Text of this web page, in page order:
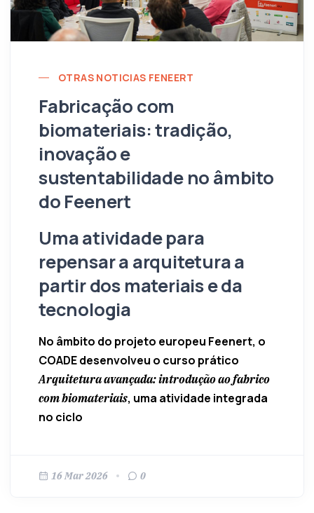
OTRAS NOTICIAS FENEERT
Fabricação com
biomateriais: tradição,
inovação e
sustentabilidade no âmbito
do Feenert
Uma atividade para
repensar a arquitetura a
partir dos materiais e da
tecnologia
No âmbito do projeto europeu Feenert, o
COADE desenvolveu o curso prático
Arquitetura avançada: introdução ao fabrico
com biomateriais, uma atividade integrada
no ciclo
16 Mar 2026 0